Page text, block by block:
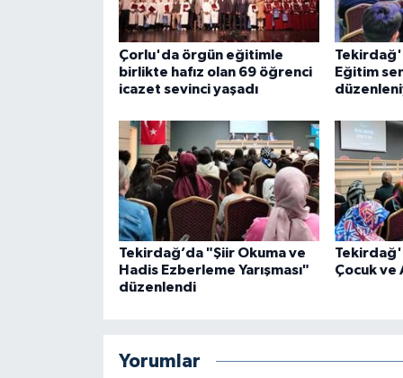
Çorlu'da örgün eğitimle
birlikte hafız olan 69 öğrenci
icazet sevinci yaşadı
Eğitim
Tekirdağ’da "Şiir Okuma ve
Hadis Ezberleme Yarışması"
düzenlendi
Çocuk ve
Yorumlar
Gümüşhane Müftülüğü
Hakkari Müftülüğü
Iğdır Müftülüğü
Isparta Müftülüğü
İstanbul Müftülüğü
İzmir Müftülüğü